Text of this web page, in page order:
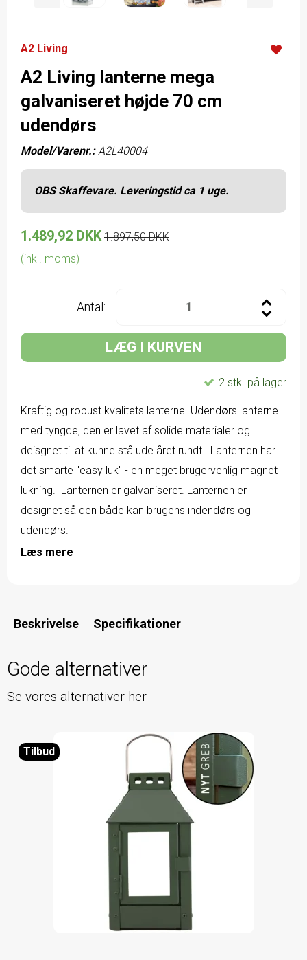
A2 Living
A2 Living lanterne mega
galvaniseret højde 70 cm
udendørs
Model/Varenr.: A2L40004
OBS Skaffevare. Leveringstid ca 1 uge.
1.489,92 DKK 1.897,50 DKK
(inkl. moms)
Antal:
LÆG I KURVEN
2 stk. på lager
Kraftig og robust kvalitets lanterne. Udendørs lanterne
med tyngde, den er lavet af solide materialer og
deisgnet til at kunne stå ude året rundt. Lanternen har
det smarte "easy luk" - en meget brugervenlig magnet
lukning. Lanternen er galvaniseret. Lanternen er
designet så den både kan brugens indendørs og
udendørs.
Læs mere
Beskrivelse Specifikationer
Gode alternativer
Se vores alternativer her
Tilbud